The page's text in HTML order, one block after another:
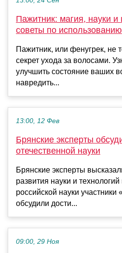
Пажитник: магия, науки
советы по использованию
Пажитник, или фенугрек, не
секрет ухода за волосами.
улучшить состояние ваших
навредить...
13:00, 12 Фев
Брянские эксперты
отечественной науки
Брянские эксперты
развития науки и
российской науки участники
обсудили дости...
09:00, 29 Ноя